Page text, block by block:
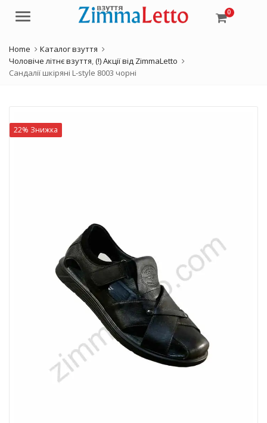
Menu 0
Home
Каталог взуття
Чоловіче літнє взуття,(!) Акції від ZimmaLetto
Сандалії шкіряні L-style 8003 чорні
22% Знижка